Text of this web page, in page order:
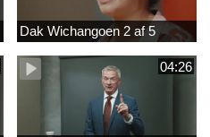
Dak Wichangoen 2 af 5
04:26